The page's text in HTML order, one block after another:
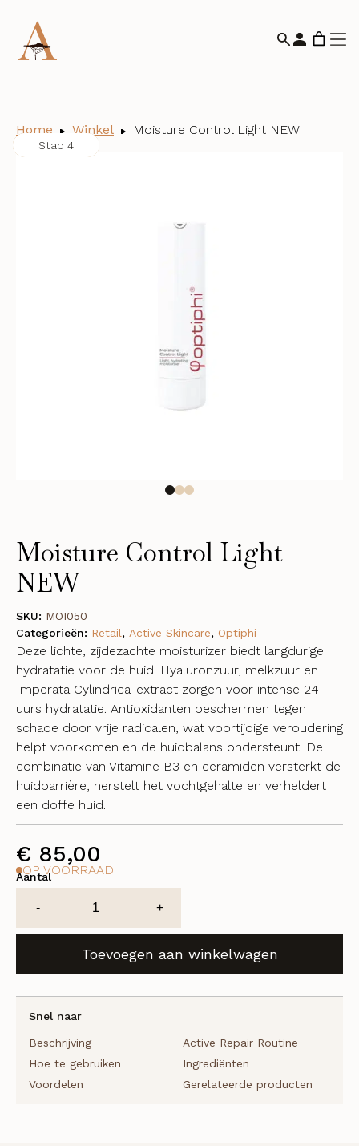
Home Winkel Moisture Control Light NEW
Moisture Control Light
NEW
€ 85,00
Snel naar
Beschrijving
Active Repair Routine
Hoe te gebruiken
Ingrediënten
Voordelen
Gerelateerde producten
Deze lichte, zijdezachte moisturizer biedt langdurige
hydratatie voor de huid. Hyaluronzuur, melkzuur en
Imperata Cylindrica-extract zorgen voor intense 24-
uurs hydratatie. Antioxidanten beschermen tegen
schade door vrije radicalen, wat voortijdige veroudering
helpt voorkomen en de huidbalans ondersteunt. De
combinatie van Vitamine B3 en ceramiden versterkt de
huidbarrière, herstelt het vochtgehalte en verheldert
een doffe huid.
OP VOORRAAD
Aantal
-
Control
Light
NEW
aantal
+
Toevoegen aan winkelwagen
SKU: MOI050
Categorieën: Retail, Active Skincare, Optiphi
Stap 1
Stap 2
Stap 3
Stap 4